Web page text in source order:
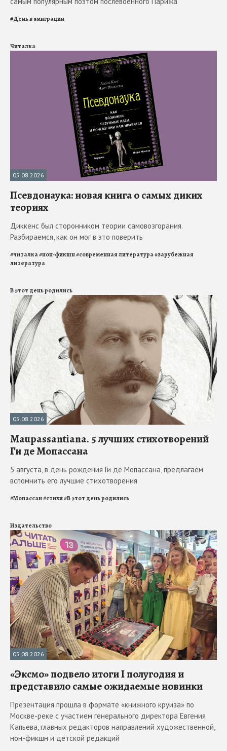
#День в эмиграции
Читалка
05.08.2026
Псевдонаука: новая книга о самых диких
теориях
Диккенс был сторонником теории самовозгорания.
Разбираемся, как он мог в это поверить
#читалка#нон-фикшн#современная литература#зарубежная
литература
В этот день родились
05.08.2026
Maupassantiana. 5 лучших стихотворений
Ги де Мопассана
5 августа, в день рождения Ги де Мопассана, предлагаем
вспомнить его лучшие стихотворения
#Мопассан#стихи#В этот день родились
Издательство
05.08.2026
«Эксмо» подвело итоги I полугодия и
представило самые ожидаемые новинки
Презентация прошла в формате «книжного круиза» по
Москве-реке с участием генерального директора Евгения
Капьева, главных редакторов направлений художественной,
нон-фикшн и детской редакций